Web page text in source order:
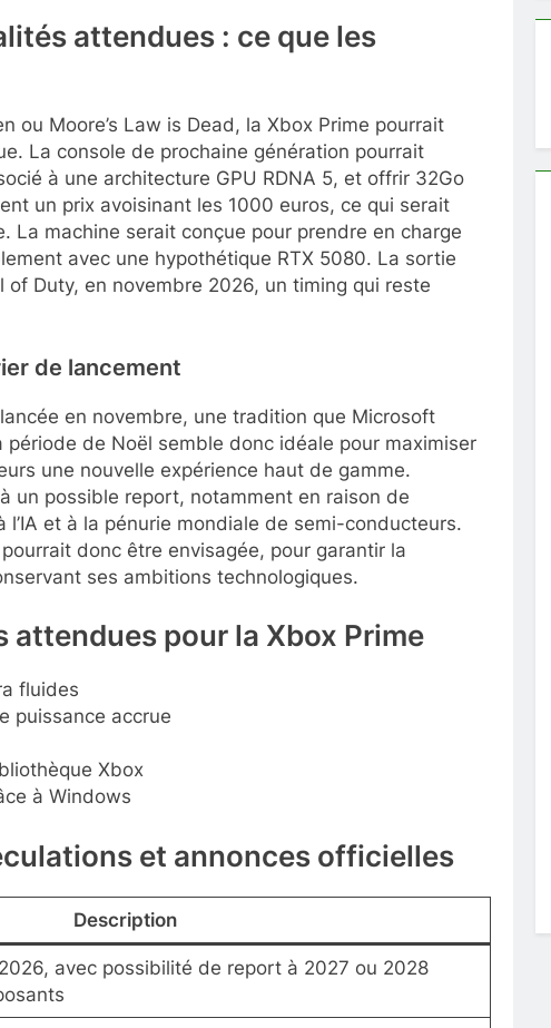
attendues : ce que les
ou Moore’s Law is Dead, la Xbox Prime pourrait
La console de prochaine génération pourrait
à une architecture GPU RDNA 5, et offrir 32Go
un prix avoisinant les 1000 euros, ce qui serait
La machine serait conçue pour prendre en charge
avec une hypothétique RTX 5080. La sortie
Duty, en novembre 2026, un timing qui reste
de lancement
en novembre, une tradition que Microsoft
de Noël semble donc idéale pour maximiser
une nouvelle expérience haut de gamme.
un possible report, notamment en raison de
et à la pénurie mondiale de semi-conducteurs.
donc être envisagée, pour garantir la
ses ambitions technologiques.
pour la Xbox Prime
fluides
puissance accrue
Xbox
à Windows
et annonces officielles
Description
avec possibilité de report à 2027 ou 2028